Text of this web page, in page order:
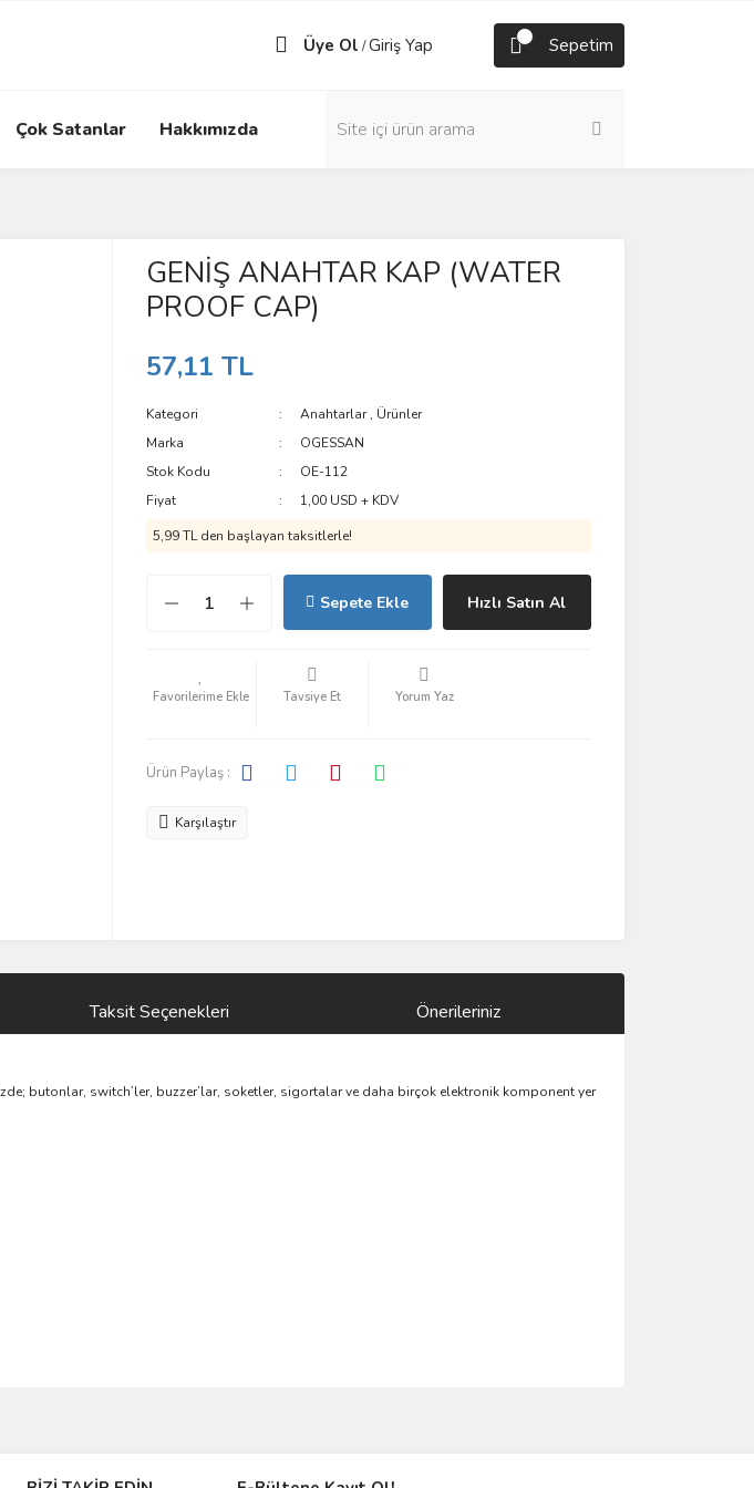
Üye Ol /Giriş Yap Sepetim
Çok Satanlar Hakkımızda
GENİŞ ANAHTAR KAP (WATER
PROOF CAP)
57,11 TL
Kategori Anahtarlar, Ürünler
Marka
OGESSAN
Stok Kodu
OE-112
Fiyat
1,00 USD + KDV
5,99 TL den başlayan taksitlerle!
Sepete Ekle Hızlı Satın Al
Tavsiye Et Yorum Yaz
Ürün Paylaş :
Karşılaştır
Taksit Seçenekleri Önerileriniz
butonlar, switch’ler, buzzer’lar, soketler, sigortalar ve daha birçok elektronik komponent yer